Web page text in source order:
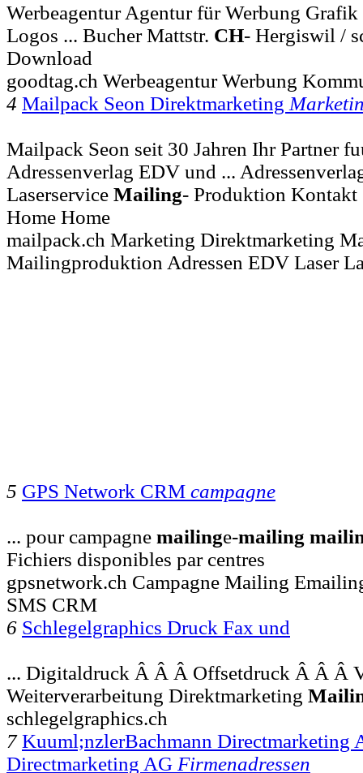
Werbeagentur Agentur für Werbung
Logos ... Bucher Mattstr. CH- Hergiswil /
Download
goodtag.ch Werbeagentur Werbung
4 Mailpack Seon Direktmarketing
Mailpack Seon seit 30 Jahren Ihr Partner
Adressenverlag EDV und ...
Laserservice Mailing- Produktion Kontakt
Home Home
mailpack.ch Marketing Direktmarketing
Mailingproduktion Adressen EDV Laser
5 GPS Network CRM campagne
... pour campagne mailinge-mailing
Fichiers disponibles par centres
gpsnetwork.ch Campagne Mailing
SMS CRM
6 Schlegelgraphics Druck Fax und
... Digitaldruck Â Â Â Offsetdruck Â Â Â
Weiterverarbeitung Direktmarketing
schlegelgraphics.ch
7 Kuuml;nzlerBachmann Directmarketing
Directmarketing AG Firmenadressen